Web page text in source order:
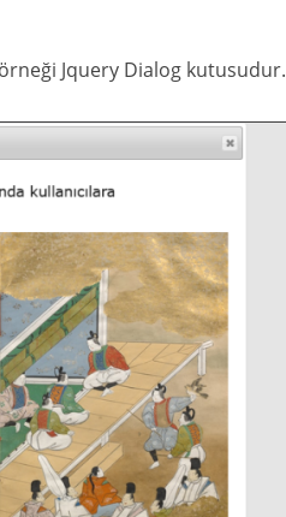
örneği Jquery Dialog kutusudur.